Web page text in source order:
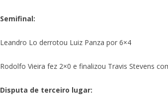
Semifinal:
Leandro Lo derrotou Luiz Panza por 6×4
Rodolfo Vieira fez 2×0 e finalizou Travis Stevens
Disputa de terceiro lugar: